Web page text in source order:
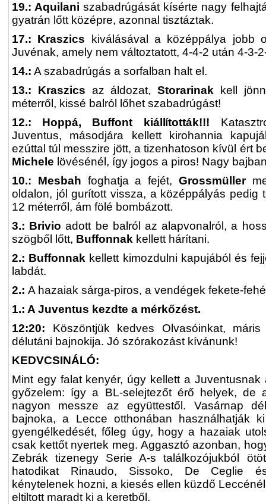
19.: Aquilaniszabadrúgását kísérte nagy
gyatrán lőtt középre, azonnal tisztáztak.
17.: Kraszics kiválásával a középpálya jobb
Juvénak, amely nem változtatott, 4-4-2 után 4-3-
14.: A szabadrúgás a sorfalban halt el.
13.: Kraszics az áldozat,Storarinak
kell
méterről, kissé balról lőhet szabadrúgást!
12.: Hoppá, Buffont kiállították!!!
Juventus, másodjára kellett kirohannia
ezúttal túl messzire jött, a tizenhatoson kívül ért
Michele lövésénél, így jogos a piros! Nagy
10.: Mesbah foghatja a fejét,Grossmüller
oldalon, jól gurított vissza, a középpályás pedig
12 méterről, ám fölé bombázott.
3.: Brivio adott be balról az alapvonalról, a
szögből lőtt, Buffonnak kellett hárítani.
2.: Buffonnak kellett kimozdulni kapujából és
labdát.
2.: A hazaiak sárga-piros, a vendégek fekete-
1.: A Juventus kezdte a mérkőzést.
12:20: Köszöntjük kedves Olvasóinkat,
délutáni bajnokija. Jó szórakozást kívánunk!
KEDVCSINÁLÓ:
Mint egy falat kenyér, úgy kellett a Juventusnak
győzelem: így a BL-selejtezőt érő helyek, de
nagyon messze az együttestől. Vasárnap
bajnoka, a Lecce otthonában használhatják
gyengélkedését, főleg úgy, hogy a hazaiak
csak kettőt nyertek meg. Aggasztó azonban,
Zebrák tizenegy Serie A-s találkozójukból
hatodikat Rinaudo, Sissoko, De Ceglie
kénytelenek hozni, a kiesés ellen küzdő
eltiltott maradt ki a keretből.